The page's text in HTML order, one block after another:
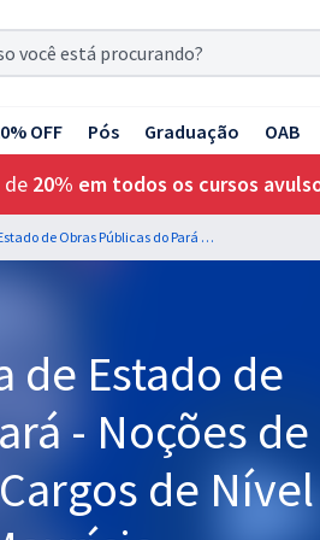
OFF Pós Graduação OAB
de 20% em todos os cursos
SEOP PA - Secretaria de Estado de Obras Públicas do Pará - Noções de Informática para os Cargos de Nível Médio - Professor: Maurício Franceschini
de Estado de
- Noções de
de Nível